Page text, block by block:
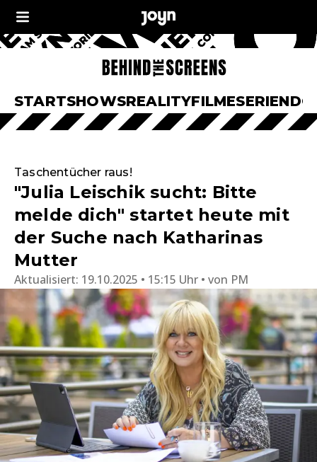
STARTSHOWSREALITYFILMESERIEN
Taschentücher raus!
"Julia Leischik sucht: Bitte
melde dich" startet heute mit
der Suche nach Katharinas
Mutter
Aktualisiert: 19.10.2025 • 15:15 Uhr von PM